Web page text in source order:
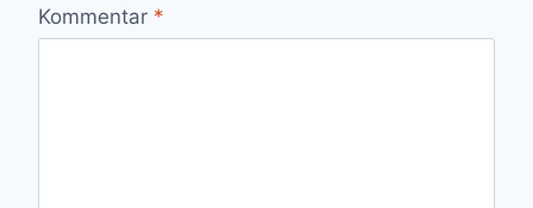
Kommentar *